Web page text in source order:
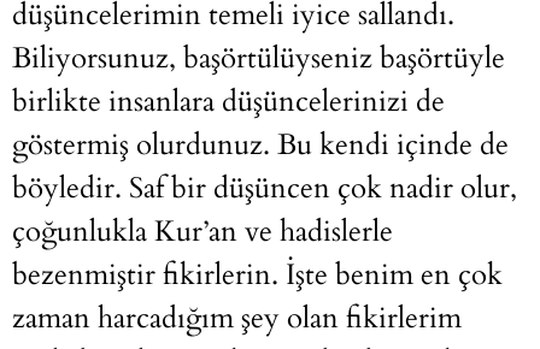
düşüncelerimin temeli iyice sallandı.
Biliyorsunuz, başörtülüyseniz başörtüyle
birlikte insanlara düşüncelerinizi de
göstermiş olurdunuz. Bu kendi içinde de
böyledir. Saf bir düşüncen çok nadir olur,
çoğunlukla Kur’an ve hadislerle
bezenmiştir fikirlerin. İşte benim en çok
zaman harcadığım şey olan fikirlerim